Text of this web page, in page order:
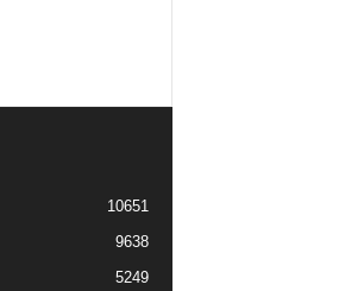
10651
9638
5249